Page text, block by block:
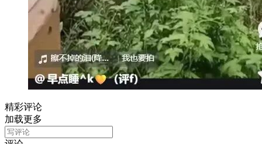
精彩评论
加载更多